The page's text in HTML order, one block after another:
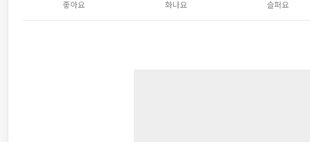
좋아요 화나요 슬퍼요